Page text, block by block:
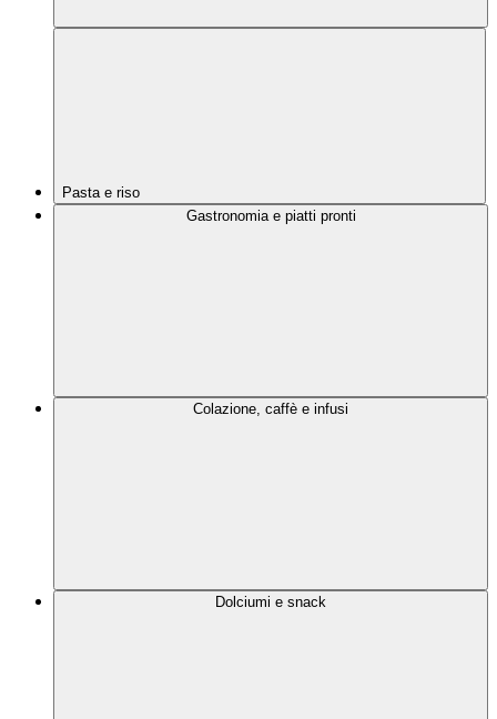
Pasta e riso
Gastronomia e piatti pronti
Colazione, caffè e infusi
Dolciumi e snack